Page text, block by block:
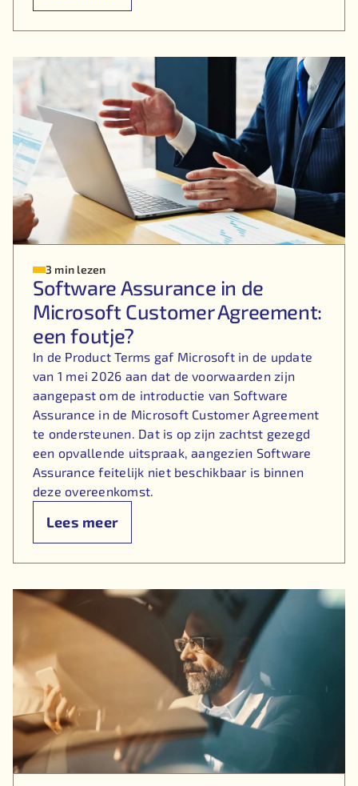
3 min lezen
Software Assurance in de
Microsoft Customer Agreement:
een foutje?
In de Product Terms gaf Microsoft in de update
van 1 mei 2026 aan dat de voorwaarden zijn
aangepast om de introductie van Software
Assurance in de Microsoft Customer Agreement
te ondersteunen. Dat is op zijn zachtst gezegd
een opvallende uitspraak, aangezien Software
Assurance feitelijk niet beschikbaar is binnen
deze overeenkomst.
Lees meer